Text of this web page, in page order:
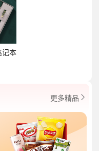
记本
更多精品 